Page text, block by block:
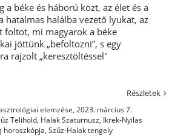
a béke és háború közt, az élet és a
hatalmas halálba vezető lyukat, az
foltot, mi magyarok a béke
jöttünk „befoltozni”, s egy
rajzolt „keresztöltéssel"
Részletek
elemzése, 2023. március 7.
Telihold, Halak Szaturnusz, Ikrek-Nyilas
horoszkópja, Szűz-Halak tengely